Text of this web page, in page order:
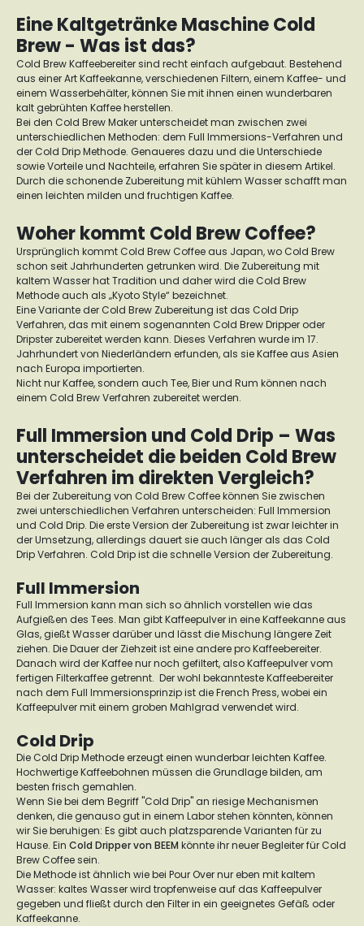
Eine Kaltgetränke Maschine Cold
Brew - Was ist das?
Cold Brew Kaffeebereiter sind recht einfach aufgebaut. Bestehend
aus einer Art Kaffeekanne, verschiedenen Filtern, einem Kaffee- und
einem Wasserbehälter, können Sie mit ihnen einen wunderbaren
kalt gebrühten Kaffee herstellen.
Bei den Cold Brew Maker unterscheidet man zwischen zwei
unterschiedlichen Methoden: dem Full Immersions-Verfahren und
der Cold Drip Methode. Genaueres dazu und die Unterschiede
sowie Vorteile und Nachteile, erfahren Sie später in diesem Artikel.
Durch die schonende Zubereitung mit kühlem Wasser schafft man
einen leichten milden und fruchtigen Kaffee.
Woher kommt Cold Brew Coffee?
Ursprünglich kommt Cold Brew Coffee aus Japan, wo Cold Brew
schon seit Jahrhunderten getrunken wird. Die Zubereitung mit
kaltem Wasser hat Tradition und daher wird die Cold Brew
Methode auch als „Kyoto Style“ bezeichnet.
Eine Variante der Cold Brew Zubereitung ist das Cold Drip
Verfahren, das mit einem sogenannten Cold Brew Dripper oder
Dripster zubereitet werden kann. Dieses Verfahren wurde im 17.
Jahrhundert von Niederländern erfunden, als sie Kaffee aus Asien
nach Europa importierten.
Nicht nur Kaffee, sondern auch Tee, Bier und Rum können nach
einem Cold Brew Verfahren zubereitet werden.
Full Immersion und Cold Drip – Was
unterscheidet die beiden Cold Brew
Verfahren im direkten Vergleich?
Bei der Zubereitung von Cold Brew Coffee können Sie zwischen
zwei unterschiedlichen Verfahren unterscheiden: Full Immersion
und Cold Drip. Die erste Version der Zubereitung ist zwar leichter in
der Umsetzung, allerdings dauert sie auch länger als das Cold
Drip Verfahren. Cold Drip ist die schnelle Version der Zubereitung.
Full Immersion
Full Immersion kann man sich so ähnlich vorstellen wie das
Aufgießen des Tees. Man gibt Kaffeepulver in eine Kaffeekanne aus
Glas, gießt Wasser darüber und lässt die Mischung längere Zeit
ziehen. Die Dauer der Ziehzeit ist eine andere pro Kaffeebereiter.
Danach wird der Kaffee nur noch gefiltert, also Kaffeepulver vom
fertigen Filterkaffee getrennt. Der wohl bekannteste Kaffeebereiter
nach dem Full Immersionsprinzip ist die French Press, wobei ein
Kaffeepulver mit einem groben Mahlgrad verwendet wird.
Cold Drip
Die Cold Drip Methode erzeugt einen wunderbar leichten Kaffee.
HochwertigeKaffeebohnen müssen die Grundlage bilden, am
besten frisch gemahlen.
Wenn Sie bei dem Begriff "Cold Drip" an riesige Mechanismen
denken, die genauso gut in einem Labor stehen könnten, können
wir Sie beruhigen: Es gibt auch platzsparende Varianten für zu
Hause. Ein Cold Dripper von BEEM könnte ihr neuer Begleiter für Cold
Brew Coffee sein.
Die Methode ist ähnlich wie bei Pour Over nur eben mit kaltem
Wasser: kaltes Wasser wird tropfenweise auf das Kaffeepulver
gegeben und fließt durch den Filter in ein geeignetes Gefäß oder
Kaffeekanne.